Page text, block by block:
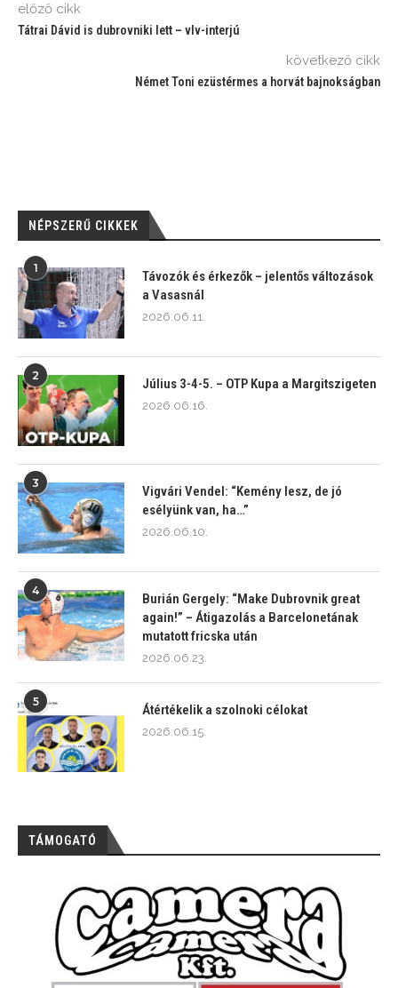
előző cikk
Tátrai Dávid is dubrovniki lett – vlv-interjú
következő cikk
Német Toni ezüstérmes a horvát bajnokságban
NÉPSZERŰ CIKKEK
1
Távozók és érkezők – jelentős változások
a Vasasnál
2026.06.11.
2
Július 3-4-5. – OTP Kupa a Margitszigeten
2026.06.16.
3
Vigvári Vendel: “Kemény lesz, de jó
esélyünk van, ha…”
2026.06.10.
4
Burián Gergely: “Make Dubrovnik great
again!” – Átigazolás a Barcelonetának
mutatott fricska után
2026.06.23.
5
Átértékelik a szolnoki célokat
2026.06.15.
TÁMOGATÓ